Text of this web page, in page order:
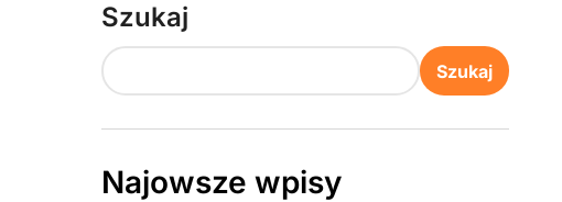
Szukaj
Szukaj
Najowsze wpisy